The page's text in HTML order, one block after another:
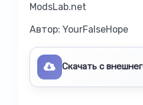
ModsLab.net
Автор: YourFalseHope
Скачать с